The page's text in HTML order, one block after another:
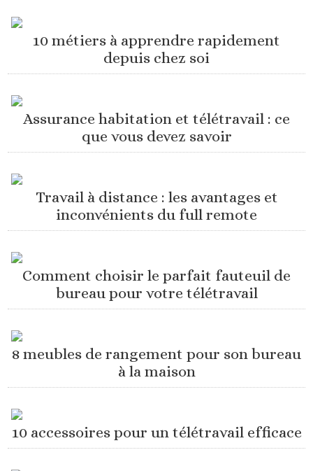
10 métiers à apprendre rapidement
depuis chez soi
Assurance habitation et télétravail : ce
que vous devez savoir
Travail à distance : les avantages et
inconvénients du full remote
Comment choisir le parfait fauteuil de
bureau pour votre télétravail
8 meubles de rangement pour son bureau
à la maison
10 accessoires pour un télétravail efficace